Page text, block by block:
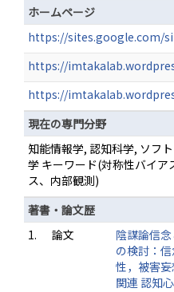
ホームページ
https://sites.google.com/
https://
https://
現在の専門分野
知能情報学, 認知科学, ソフ
学 キーワード(対称性バイア
ス、内部観測)
著書・論文歴
1.
論文
陰謀論信
の検討：
性，被害
関連 認知